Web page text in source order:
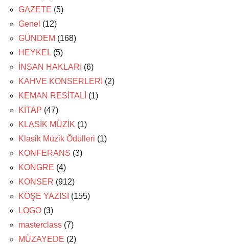
GAZETE (5)
Genel (12)
GÜNDEM (168)
HEYKEL (5)
İNSAN HAKLARI (6)
KAHVE KONSERLERİ (2)
KEMAN RESİTALİ (1)
KİTAP (47)
KLASİK MÜZİK (1)
Klasik Müzik Ödülleri (1)
KONFERANS (3)
KONGRE (4)
KONSER (912)
KÖŞE YAZISI (155)
LOGO (3)
masterclass (7)
MÜZAYEDE (2)